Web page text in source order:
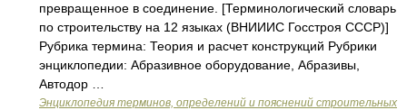
превращенное в соединение. [Терминологический словарь
по строительству на 12 языках (ВНИИИС Госстроя СССР)]
Рубрика термина: Теория и расчет конструкций Рубрики
энциклопедии: Абразивное оборудование, Абразивы,
Автодор …
Энциклопедия терминов, определений и пояснений строительных